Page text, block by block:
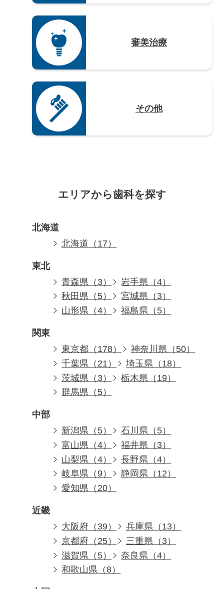
審美治療
その他
エリアから歯科を探す
北海道
北海道（17）
東北
青森県（3）
岩手県（4）
秋田県（5）
宮城県（3）
山形県（4）
福島県（5）
関東
東京都（178）
神奈川県（50）
千葉県（21）
埼玉県（18）
茨城県（3）
栃木県（19）
群馬県（5）
中部
新潟県（5）
石川県（5）
富山県（4）
福井県（3）
山梨県（4）
長野県（4）
岐阜県（9）
静岡県（12）
愛知県（20）
近畿
大阪府（39）
兵庫県（13）
京都府（25）
三重県（3）
滋賀県（5）
奈良県（4）
和歌山県（8）